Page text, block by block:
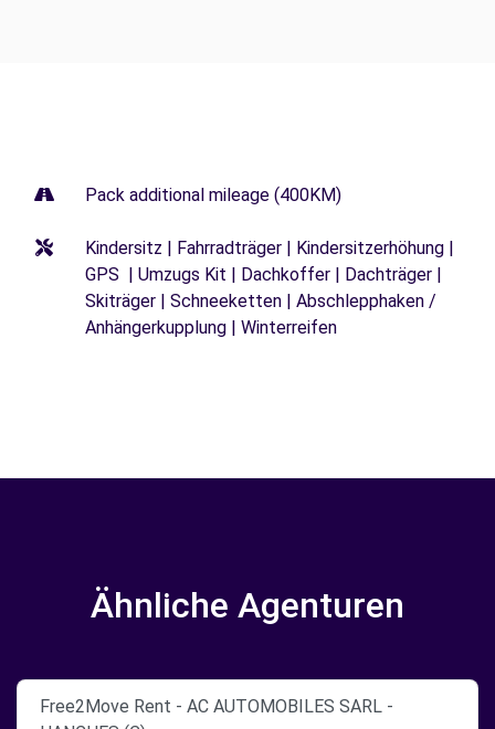
Pack additional mileage (400KM)
Kindersitz | Fahrradträger | Kindersitzerhöhung |
GPS | Umzugs Kit | Dachkoffer | Dachträger |
Skiträger | Schneeketten | Abschlepphaken /
Anhängerkupplung | Winterreifen
Ähnliche Agenturen
Free2Move Rent - AC AUTOMOBILES SARL -